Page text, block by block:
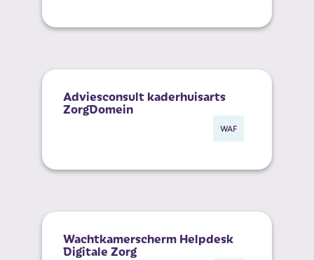
Adviesconsult kaderhuisarts
ZorgDomein
WAF
Wachtkamerscherm Helpdesk
Digitale Zorg